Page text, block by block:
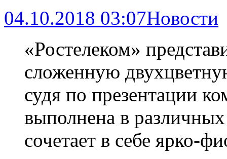
04.10.2018 03:07Новости
«Ростелеком»
сложенную
судя по презентации
выполнена в
сочетает в себе ярко-